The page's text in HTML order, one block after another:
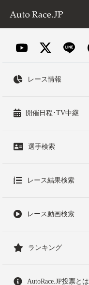
レース情報
開催日程･TV中継
選手検索
レース結果検索
レース動画検索
ランキング
AutoRace.JP投票とは